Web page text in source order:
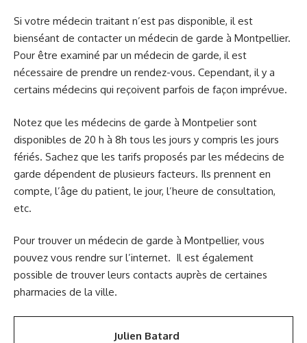
Si votre médecin traitant n’est pas disponible, il est
bienséant de contacter un médecin de garde à Montpellier.
Pour être examiné par un médecin de garde, il est
nécessaire de prendre un rendez-vous. Cependant, il y a
certains médecins qui reçoivent parfois de façon imprévue.
Notez que les médecins de garde à Montpelier sont
disponibles de 20 h à 8h tous les jours y compris les jours
fériés. Sachez que les tarifs proposés par les médecins de
garde dépendent de plusieurs facteurs. Ils prennent en
compte, l’âge du patient, le jour, l’heure de consultation,
etc.
Pour trouver un médecin de garde à Montpellier, vous
pouvez vous rendre sur l’internet. Il est également
possible de trouver leurs contacts auprès de certaines
pharmacies de la ville.
Julien Batard